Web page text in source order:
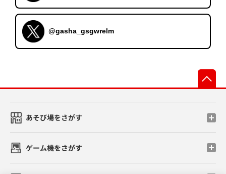
@gasha_gsgwrelm
あそび場をさがす
ゲーム機をさがす